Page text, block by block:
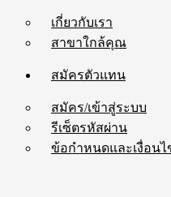
เกี่ยวกับเรา
สาขาใกล้คุณ
สมัครตัวแทน
สมัคร/เข้าสู่ระบบ
รีเซ็ตรหัสผ่าน
ข้อกำหนดและเงื่อน